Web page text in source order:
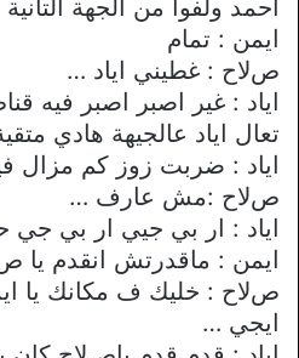
احمد ولفوا من الجهة
ايمن : تمام
صﻻح : غطيني اياد …
اياد : غير اصبر اصبر فيه
تعال اياد عالجيهة هادي
اياد : ضربت زوز كم مزال
صﻻح :مش عارف …
اياد : ار بي جيي ار بي جي
ايمن : ماقدرتش انقدم يا
صﻻح : خليك ف مكانك يا
ايجي …